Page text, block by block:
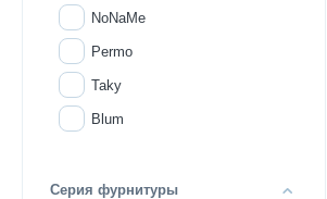
NoNaMe
Permo
Taky
Blum
Серия фурнитуры